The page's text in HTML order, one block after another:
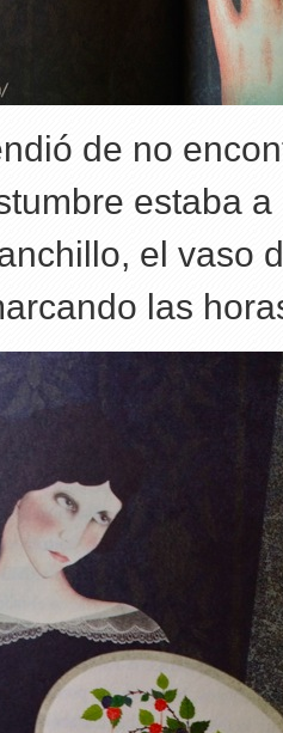
de no
estaba
el vaso
las